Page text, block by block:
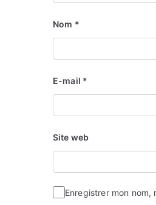
Nom *
E-mail *
Site web
Enregistrer mon